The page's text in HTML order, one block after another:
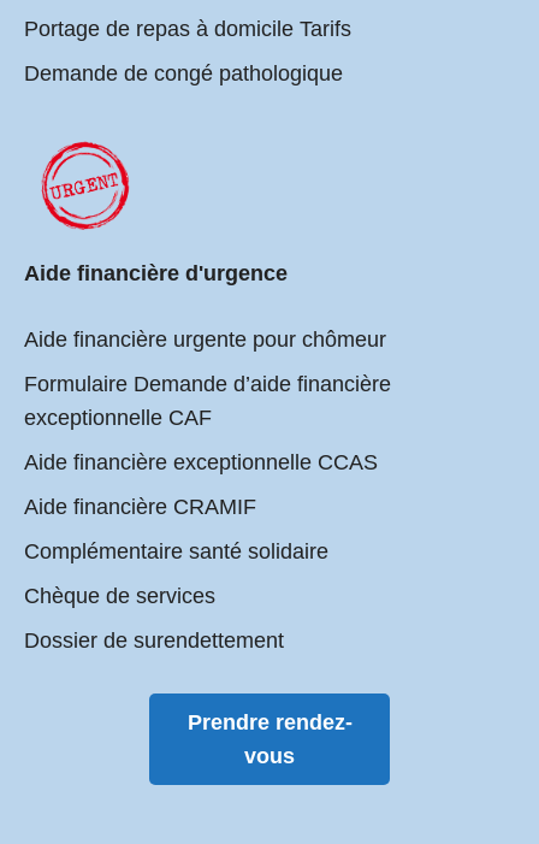
Portage de repas à domicile Tarifs
Demande de congé pathologique
Aide financière d'urgence
Aide financière urgente pour chômeur
Formulaire Demande d’aide financière
exceptionnelle CAF
Aide financière exceptionnelle CCAS
Aide financière CRAMIF
Complémentaire santé solidaire
Chèque de services
Dossier de surendettement
Prendre rendez-
vous